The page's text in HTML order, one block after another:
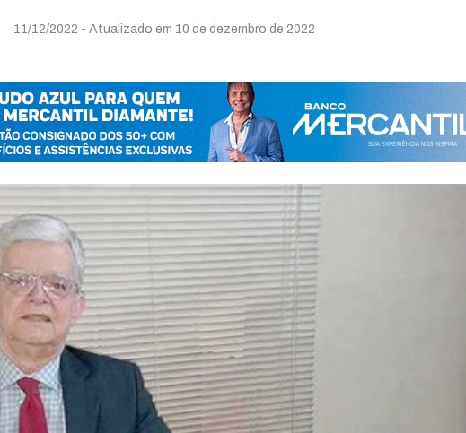
11/12/2022 - Atualizado em 10 de dezembro de 2022